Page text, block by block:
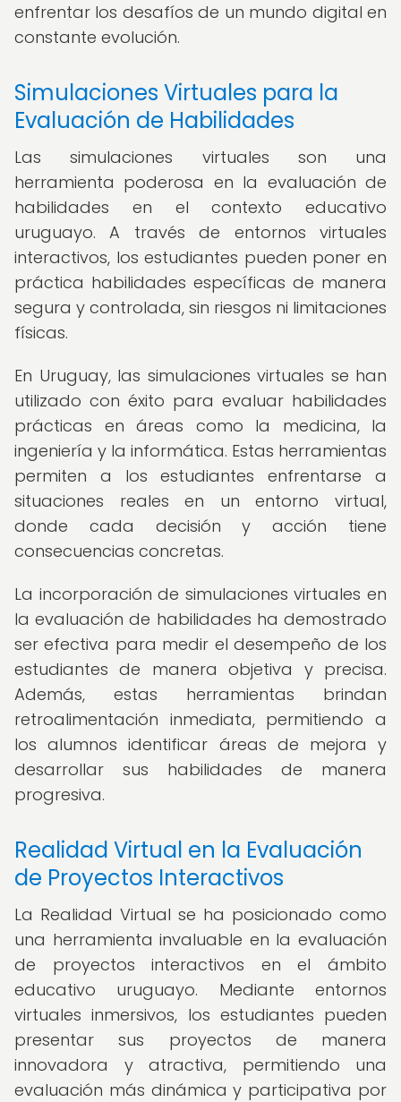
enfrentar los desafíos de un mundo digital en
constante evolución.
Simulaciones Virtuales para la
Evaluación de Habilidades
Las simulaciones virtuales son una
herramienta poderosa en la evaluación de
habilidades en el contexto educativo
uruguayo. A través de entornos virtuales
interactivos, los estudiantes pueden poner en
práctica habilidades específicas de manera
segura y controlada, sin riesgos ni limitaciones
físicas.
En Uruguay, las simulaciones virtuales se han
utilizado con éxito para evaluar habilidades
prácticas en áreas como la medicina, la
ingeniería y la informática. Estas herramientas
permiten a los estudiantes enfrentarse a
situaciones reales en un entorno virtual,
donde cada decisión y acción tiene
consecuencias concretas.
La incorporación de simulaciones virtuales en
la evaluación de habilidades ha demostrado
ser efectiva para medir el desempeño de los
estudiantes de manera objetiva y precisa.
Además, estas herramientas brindan
retroalimentación inmediata, permitiendo a
los alumnos identificar áreas de mejora y
desarrollar sus habilidades de manera
progresiva.
Realidad Virtual en la Evaluación
de Proyectos Interactivos
La Realidad Virtual se ha posicionado como
una herramienta invaluable en la evaluación
de proyectos interactivos en el ámbito
educativo uruguayo. Mediante entornos
virtuales inmersivos, los estudiantes pueden
presentar sus proyectos de manera
innovadora y atractiva, permitiendo una
evaluación más dinámica y participativa por